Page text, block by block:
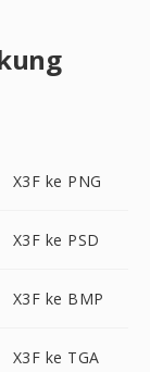
X3F ke PNG
X3F ke PSD
X3F ke BMP
X3F ke TGA